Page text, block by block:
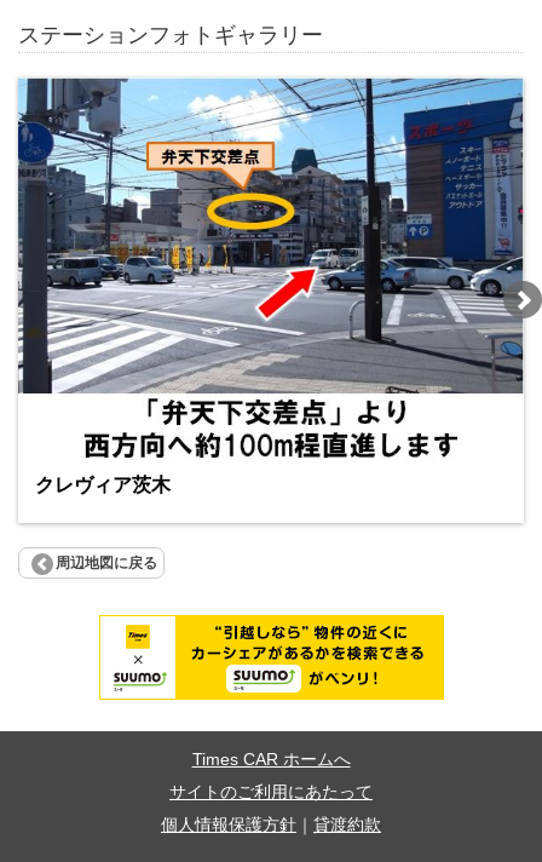
ステーションフォトギャラリー
クレヴィア茨木
周辺地図に戻る
Times CAR ホームへ
サイトのご利用にあたって
個人情報保護方針
貸渡約款